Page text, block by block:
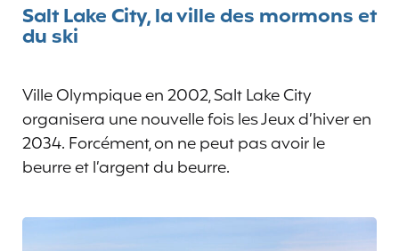
Salt Lake City, la ville des mormons et
du ski
Ville Olympique en 2002, Salt Lake City
organisera une nouvelle fois les Jeux d’hiver en
2034. Forcément, on ne peut pas avoir le
beurre et l’argent du beurre.